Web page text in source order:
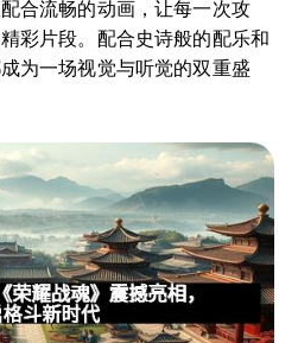
合流畅的动画，让每一次攻
彩片段。配合史诗般的配乐和
为一场视觉与听觉的双重盛